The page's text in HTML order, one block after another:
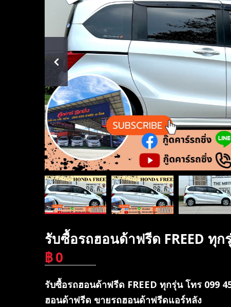
รับซื้อรถฮอนด้าฟรีด FREED ทุ
฿0
รับซื้อรถฮอนด้าฟรีด FREED ทุกรุ่น โทร 099
ฮอนด้าฟรีด ขายรถฮอนด้าฟรีดแอร์หลัง